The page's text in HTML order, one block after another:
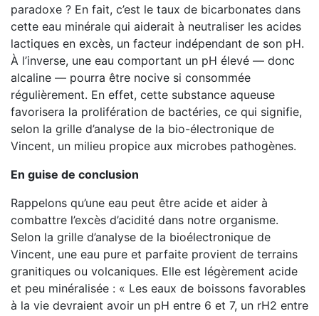
paradoxe ? En fait, c’est le taux de bicarbonates dans
cette eau minérale qui aiderait à neutraliser les acides
lactiques en excès, un facteur indépendant de son pH.
À l’inverse, une eau comportant un pH élevé — donc
alcaline — pourra être nocive si consommée
régulièrement. En effet, cette substance aqueuse
favorisera la prolifération de bactéries, ce qui signifie,
selon la grille d’analyse de la bio-électronique de
Vincent, un milieu propice aux microbes pathogènes.
En guise de conclusion
Rappelons qu’une eau peut être acide et aider à
combattre l’excès d’acidité dans notre organisme.
Selon la grille d’analyse de la bioélectronique de
Vincent, une eau pure et parfaite provient de terrains
granitiques ou volcaniques. Elle est légèrement acide
et peu minéralisée : « Les eaux de boissons favorables
à la vie devraient avoir un pH entre 6 et 7, un rH2 entre